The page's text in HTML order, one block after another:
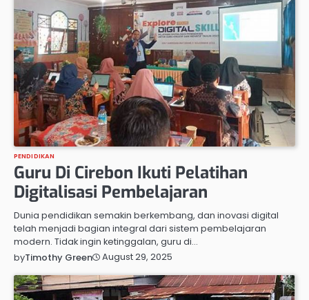
PENDIDIKAN
Guru Di Cirebon Ikuti Pelatihan
Digitalisasi Pembelajaran
Dunia pendidikan semakin berkembang, dan inovasi digital
telah menjadi bagian integral dari sistem pembelajaran
modern. Tidak ingin ketinggalan, guru di…
byTimothy Green August 29, 2025